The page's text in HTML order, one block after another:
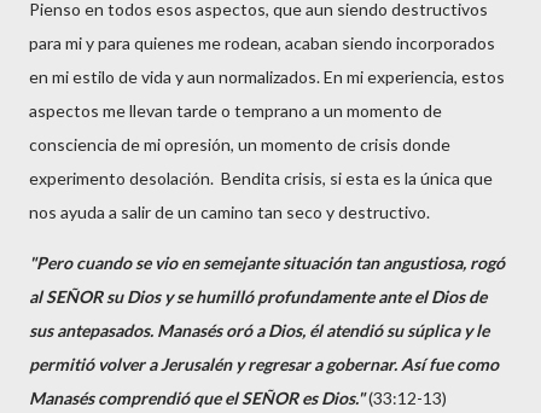
Pienso en todos esos aspectos, que aun siendo destructivos
para mi y para quienes me rodean, acaban siendo incorporados
en mi estilo de vida y aun normalizados. En mi experiencia, estos
aspectos me llevan tarde o temprano a un momento de
consciencia de mi opresión, un momento de crisis donde
experimento desolación. Bendita crisis, si esta es la única que
nos ayuda a salir de un camino tan seco y destructivo.
"Pero cuando se vio en semejante situación tan angustiosa, rogó
al SEÑOR su Dios y se humilló profundamente ante el Dios de
sus antepasados. Manasés oró a Dios, él atendió su súplica y le
permitió volver a Jerusalén y regresar a gobernar. Así fue como
Manasés comprendió que el SEÑOR es Dios."(33:12-13)